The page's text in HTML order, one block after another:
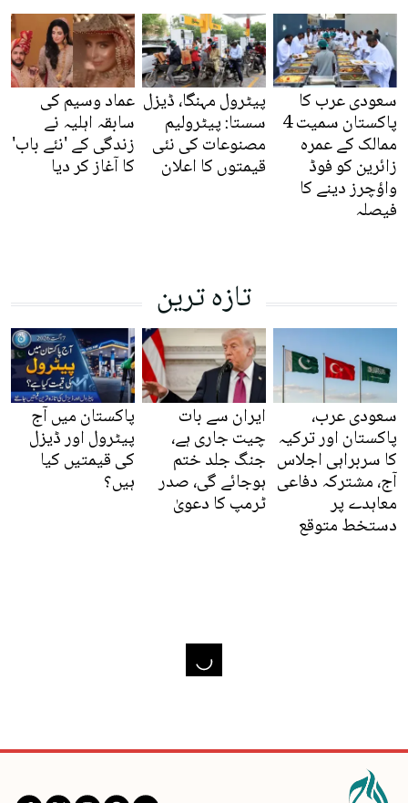
سعودی عرب کا
پاکستان سمیت 4
ممالک کے عمرہ
زائرین کو فوڈ
واؤچرز دینے کا
فیصلہ
پیٹرول مہنگا، ڈیزل
سستا: پیٹرولیم
مصنوعات کی نئی
قیمتوں کا اعلان
عماد وسیم کی
سابقہ اہلیہ نے
زندگی کے 'نئے باب'
کا آغاز کر دیا
تازہ ترین
سعودی عرب،
پاکستان اور ترکیہ
کا سربراہی اجلاس
آج، مشترکہ دفاعی
معاہدے پر
دستخط متوقع
ایران سے بات
چیت جاری ہے،
جنگ جلد ختم
ہوجائے گی، صدر
ٹرمپ کا دعویٰ
پاکستان میں آج
پیٹرول اور ڈیزل
کی قیمتیں کیا
ہیں؟